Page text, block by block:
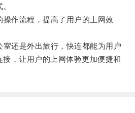
作流程，提高了用户的上网效
还是外出旅行，快连都能为用户
，让用户的上网体验更加便捷和